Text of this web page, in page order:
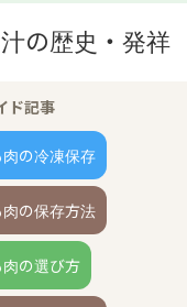
の歴史・発祥
ド記事
の冷凍保存
の保存方法
の選び方